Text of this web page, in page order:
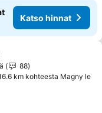
Katso hinnat
88
km kohteesta Magny le